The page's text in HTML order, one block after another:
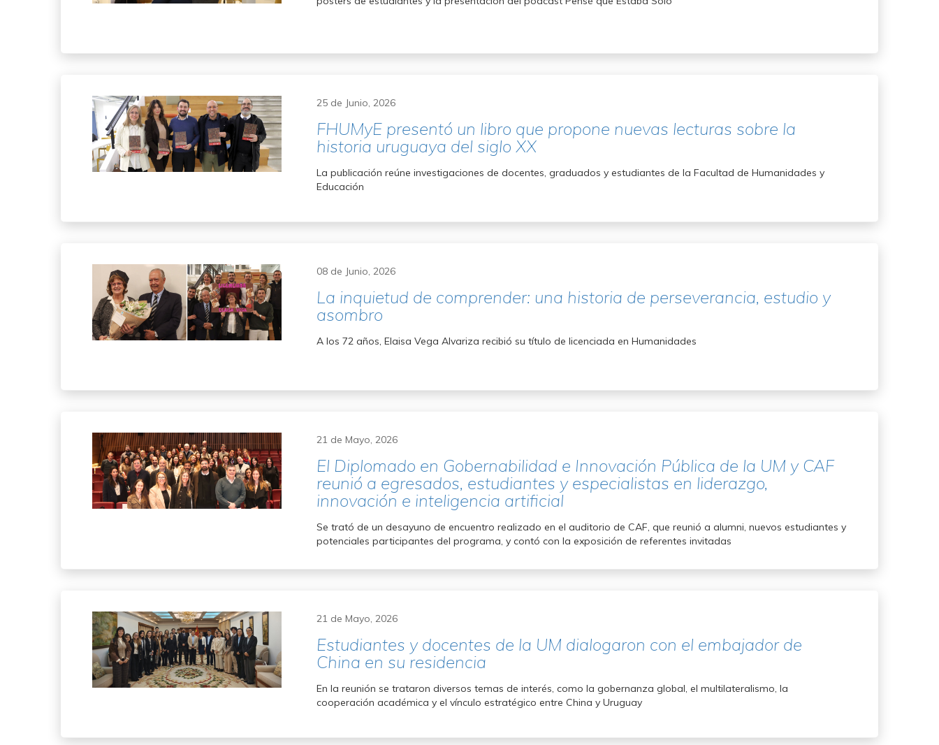
25 de Junio, 2026
FHUMyE presentó un libro que propone nuevas lecturas sobre la
historia uruguaya del siglo XX
La publicación reúne investigaciones de docentes, graduados y estudiantes de la Facultad de Humanidades y
Educación
08 de Junio, 2026
La inquietud de comprender: una historia de perseverancia, estudio y
asombro
A los 72 años, Elaisa Vega Alvariza recibió su título de licenciada en Humanidades
21 de Mayo, 2026
El Diplomado en Gobernabilidad e Innovación Pública de la UM y CAF
reunió a egresados, estudiantes y especialistas en liderazgo,
innovación e inteligencia artificial
Se trató de un desayuno de encuentro realizado en el auditorio de CAF, que reunió a alumni, nuevos estudiantes y
potenciales participantes del programa, y contó con la exposición de referentes invitadas
21 de Mayo, 2026
Estudiantes y docentes de la UM dialogaron con el embajador de
China en su residencia
En la reunión se trataron diversos temas de interés, como la gobernanza global, el multilateralismo, la
cooperación académica y el vínculo estratégico entre China y Uruguay